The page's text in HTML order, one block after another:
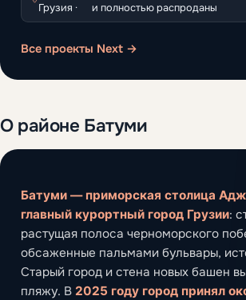
Грузия ·
и полностью распроданы
Все проекты Next →
О районе Батуми
Батуми — приморская столица
главный курортный город Грузии:
растущая полоса черноморского
обсаженные пальмами бульвары,
Старый город и стена новых башен
пляжу. В 2025 году город принял